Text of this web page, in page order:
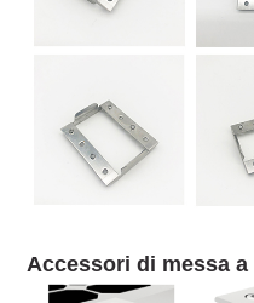
Accessori di messa a